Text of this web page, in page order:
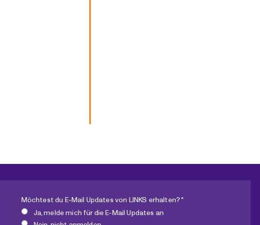
Möchtest du E-Mail Updates von LINKS erhalten? *
Ja, melde mich für die E-Mail Updates an